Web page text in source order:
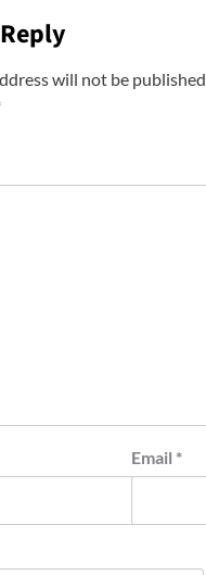
will not be published.
Email *